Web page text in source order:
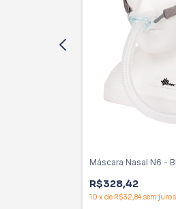
Máscara Nasal N6 -
R$328,42
10 x de R$32,84sem juros